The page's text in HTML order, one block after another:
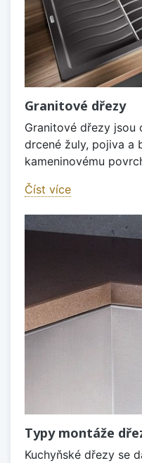
Granitové dřezy
Granitové dřezy jsou
drcené žuly, pojiva a
kameninovému
Číst více
Typy montáže
Kuchyňské dřezy se